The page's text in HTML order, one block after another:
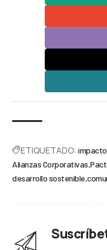
ETIQUETADO:
Alianzas Corporativas
desarrollo sostenible